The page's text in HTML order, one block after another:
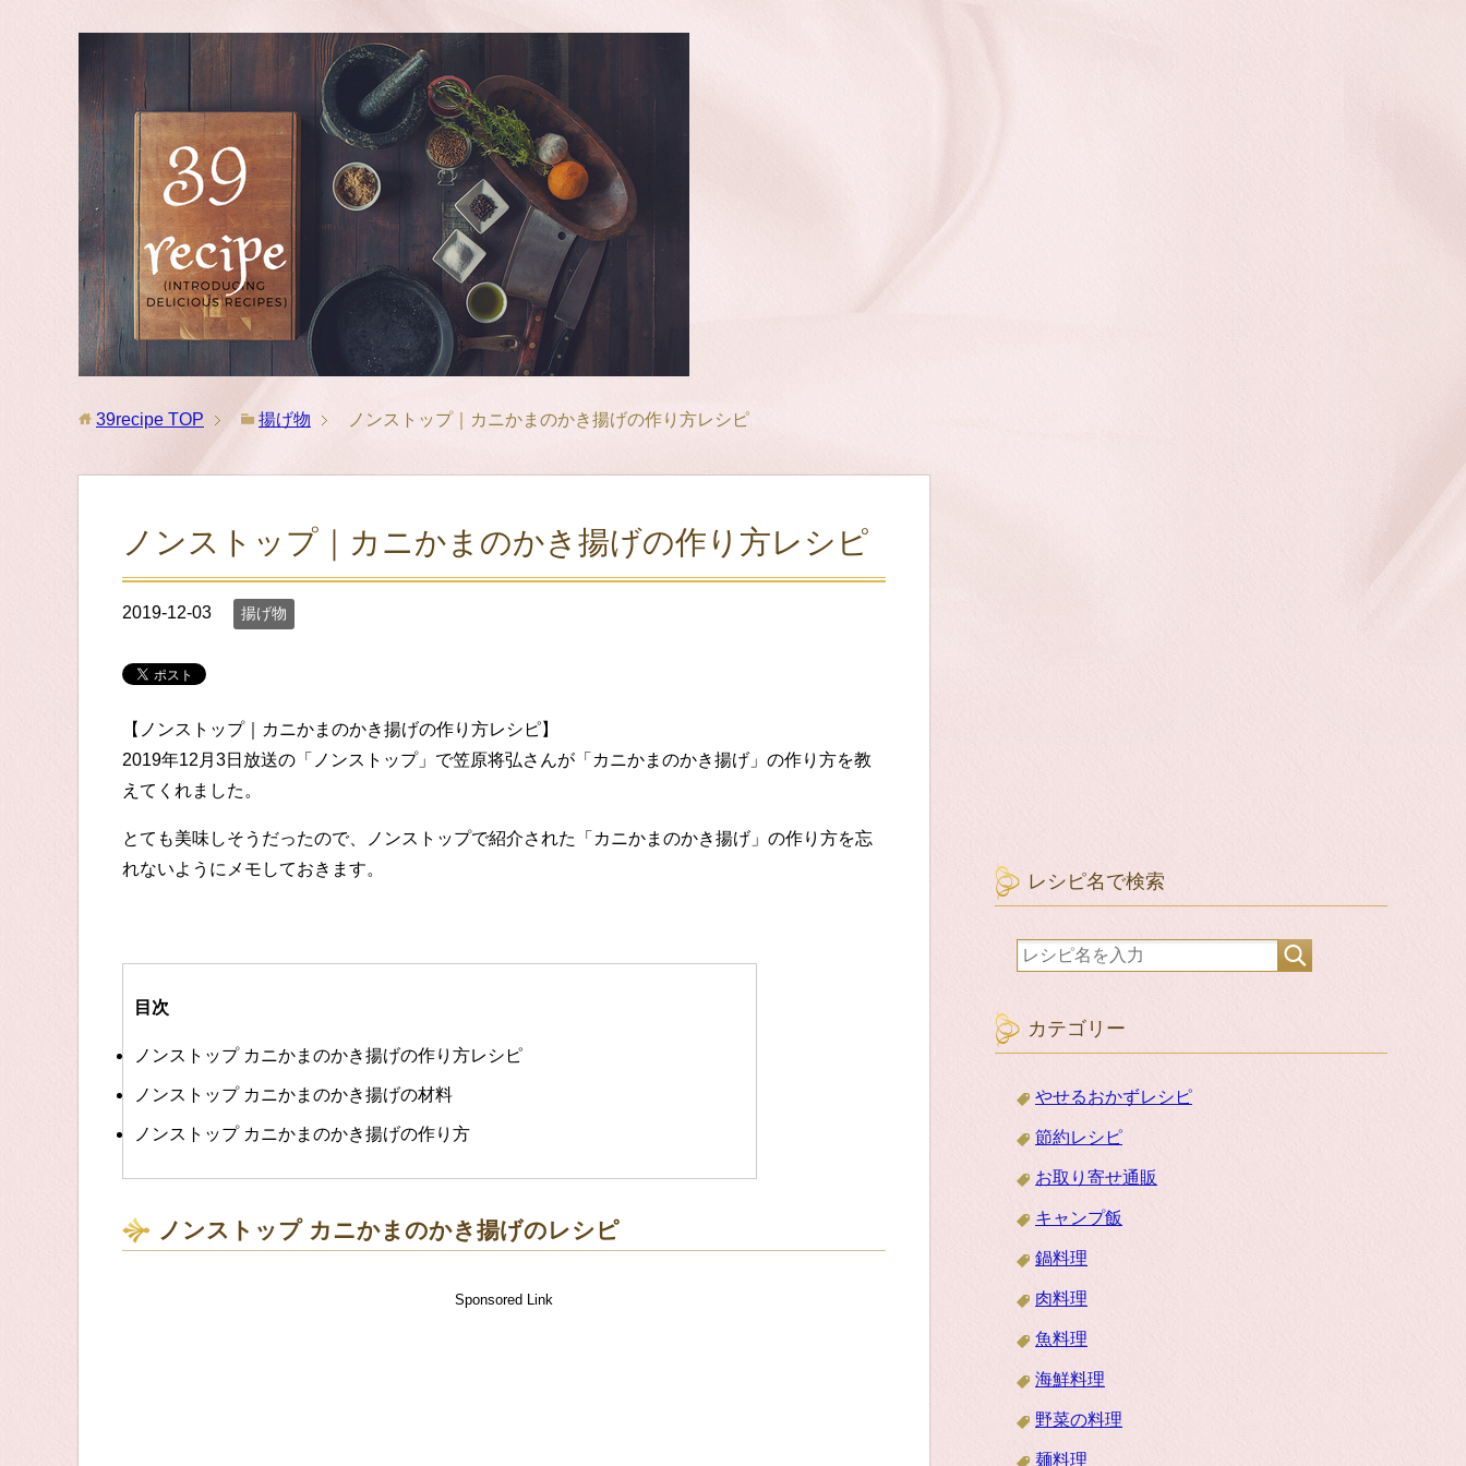
39recipe TOP 揚げ物 ノンストップ｜カニかまのかき揚げの作り方レシピ
ノンストップ｜カニかまのかき揚げの作り方レシピ
2019-12-03 揚げ物
【ノンストップ｜カニかまのかき揚げの作り方レシピ】
2019年12月3日放送の「ノンストップ」で笠原将弘さんが「カニかまのかき揚げ」の作り方を教
えてくれました。
とても美味しそうだったので、ノンストップで紹介された「カニかまのかき揚げ」の作り方を忘
れないようにメモしておきます。
目次
ノンストップ カニかまのかき揚げの作り方レシピ
ノンストップ カニかまのかき揚げの材料
ノンストップ カニかまのかき揚げの作り方
ノンストップ カニかまのかき揚げのレシピ
Sponsored Link
レシピ名で検索
カテゴリー
やせるおかずレシピ
節約レシピ
お取り寄せ通販
キャンプ飯
鍋料理
肉料理
魚料理
海鮮料理
野菜の料理
麺料理